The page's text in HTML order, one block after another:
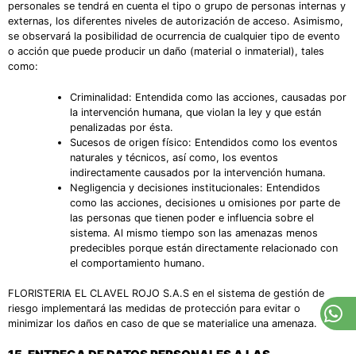
personales se tendrá en cuenta el tipo o grupo de personas internas y
externas, los diferentes niveles de autorización de acceso. Asimismo,
se observará la posibilidad de ocurrencia de cualquier tipo de evento
o acción que puede producir un daño (material o inmaterial), tales
como:
Criminalidad: Entendida como las acciones, causadas por
la intervención humana, que violan la ley y que están
penalizadas por ésta.
Sucesos de origen físico: Entendidos como los eventos
naturales y técnicos, así como, los eventos
indirectamente causados por la intervención humana.
Negligencia y decisiones institucionales: Entendidos
como las acciones, decisiones u omisiones por parte de
las personas que tienen poder e influencia sobre el
sistema. Al mismo tiempo son las amenazas menos
predecibles porque están directamente relacionado con
el comportamiento humano.
FLORISTERIA EL CLAVEL ROJO S.A.S en el sistema de gestión de
riesgo implementará las medidas de protección para evitar o
minimizar los daños en caso de que se materialice una amenaza.